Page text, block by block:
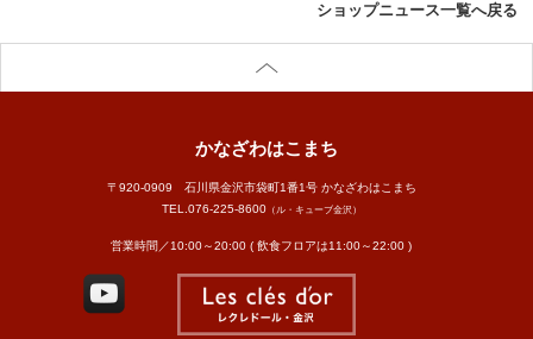
ショップニュース一覧へ戻る
かなざわはこまち
〒920-0909 石川県金沢市袋町1番1号 かなざわはこまち
TEL.076-225-8600（ル・キューブ金沢）
営業時間／10:00～20:00 ( 飲食フロアは11:00～22:00 )